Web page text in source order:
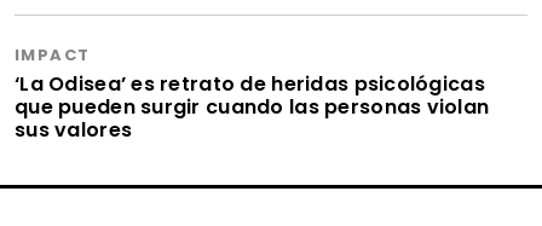
IMPACT
‘La Odisea’ es retrato de heridas psicológicas
que pueden surgir cuando las personas violan
sus valores